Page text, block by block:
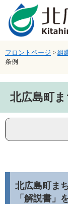
ページの先頭です。
メニューを飛ばして
フロントページ > 組
条例
北広島町
北広島町ま
「解説書」